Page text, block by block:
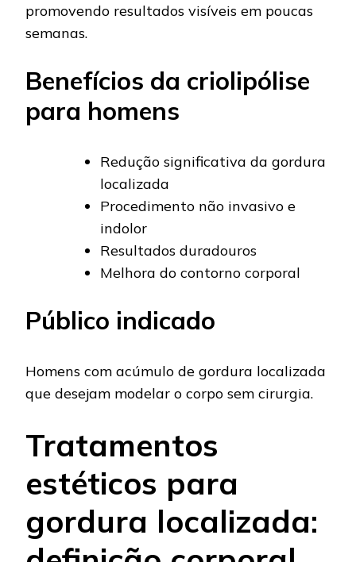
promovendo resultados visíveis em poucas
semanas.
Benefícios da criolipólise
para homens
Redução significativa da gordura
localizada
Procedimento não invasivo e
indolor
Resultados duradouros
Melhora do contorno corporal
Público indicado
Homens com acúmulo de gordura localizada
que desejam modelar o corpo sem cirurgia.
Tratamentos
estéticos para
gordura localizada: